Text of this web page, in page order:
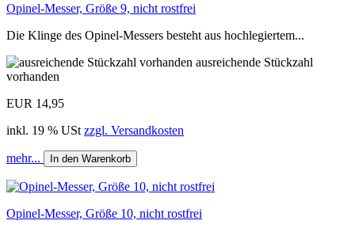
Opinel-Messer, Größe 9, nicht rostfrei
Die Klinge des Opinel-Messers besteht aus hochlegiertem...
ausreichende Stückzahl
vorhanden
EUR 14,95
inkl. 19 % USt zzgl. Versandkosten
mehr... In den Warenkorb
Opinel-Messer, Größe 10, nicht rostfrei